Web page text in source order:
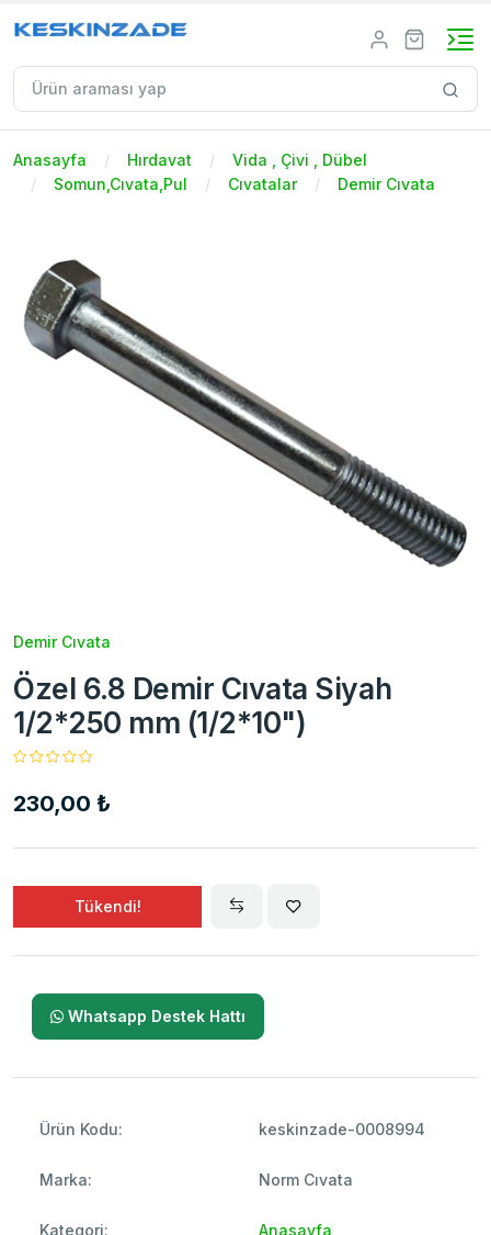
Anasayfa Hırdavat
Vida , Çivi , Dübel
Somun,Cıvata,Pul
Cıvatalar Demir Cıvata
Demir Cıvata
Özel 6.8 Demir Cıvata Siyah
1/2*250 mm (1/2*10")
230,00 ₺
Tükendi!
Whatsapp Destek Hattı
Ürün Kodu: keskinzade-0008994
Marka: Norm Cıvata
Kategori: Anasayfa